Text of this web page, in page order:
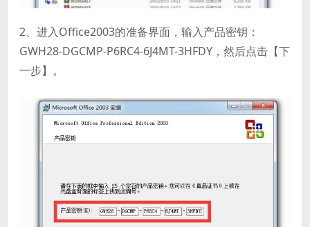
2、进入Office2003的准备界面，输入产品密钥：
GWH28-DGCMP-P6RC4-6J4MT-3HFDY，然后点击【下
一步】。